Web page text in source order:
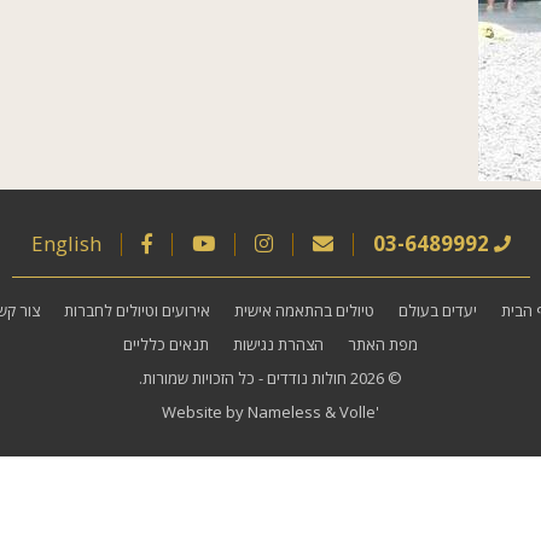
03-6489992
English
הבית יעדים בעולם טיולים בהתאמה אישית אירועים וטיולים לחברות
צור
מפת האתר
הצהרת נגישות
תנאים כלליים
© 2026
חולות נודדים - כל הזכויות שמורות.
Website by Nameless &Volle'